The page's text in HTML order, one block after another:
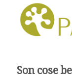
Son cose